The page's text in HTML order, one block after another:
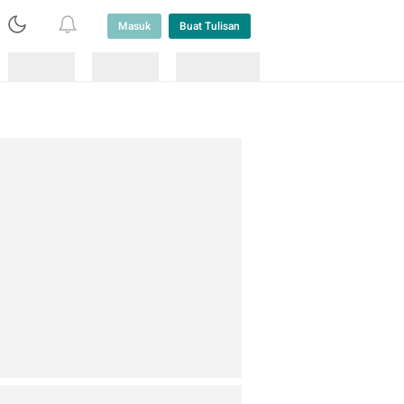
Masuk Buat Tulisan